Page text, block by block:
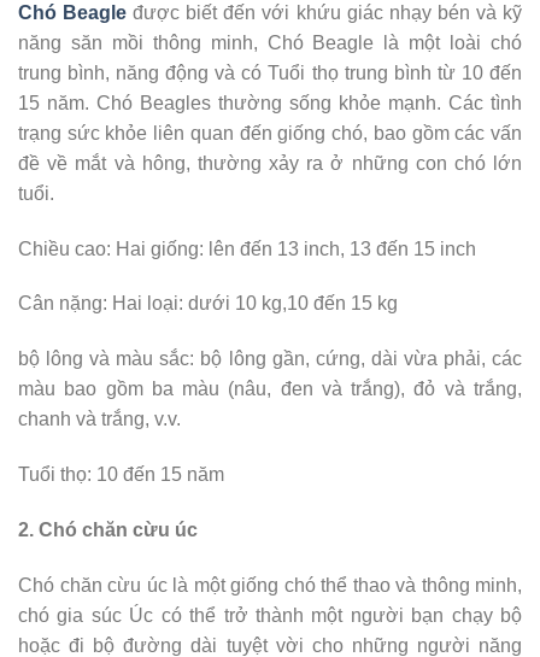
Chó Beagle được biết đến với khứu giác nhạy bén và kỹ
năng săn mồi thông minh, Chó Beagle là một loài chó
trung bình, năng động và có Tuổi thọ trung bình từ 10 đến
15 năm. Chó Beagles thường sống khỏe mạnh. Các tình
trạng sức khỏe liên quan đến giống chó, bao gồm các vấn
đề về mắt và hông, thường xảy ra ở những con chó lớn
tuổi.
Chiều cao: Hai giống: lên đến 13 inch, 13 đến 15 inch
Cân nặng: Hai loại: dưới 10 kg,10 đến 15 kg
bộ lông và màu sắc: bộ lông gần, cứng, dài vừa phải, các
màu bao gồm ba màu (nâu, đen và trắng), đỏ và trắng,
chanh và trắng, v.v.
Tuổi thọ: 10 đến 15 năm
2. Chó chăn cừu úc
Chó chăn cừu úc là một giống chó thể thao và thông minh,
chó gia súc Úc có thể trở thành một người bạn chạy bộ
hoặc đi bộ đường dài tuyệt vời cho những người năng